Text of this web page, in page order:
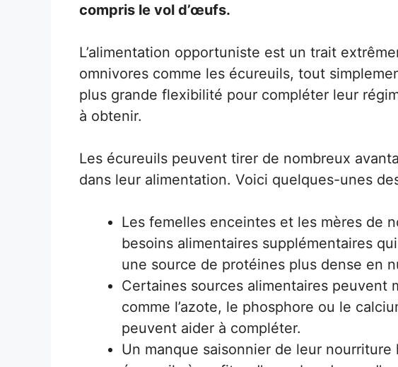
compris le vol d’œufs.
L’alimentation opportuniste est un trait
omnivores comme les écureuils, tout
plus grande flexibilité pour compléter leur
à obtenir.
Les écureuils peuvent tirer de nombreux
dans leur alimentation. Voici quelques-unes
Les femelles enceintes et les mères de
besoins alimentaires supplémentaires
une source de protéines plus dense en
Certaines sources alimentaires peuvent
comme l’azote, le phosphore ou le
peuvent aider à compléter.
Un manque saisonnier de leur